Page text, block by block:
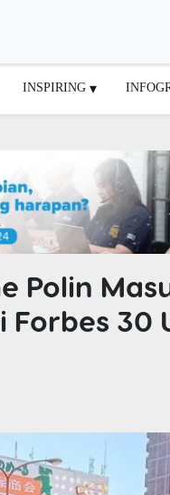
INSPIRING
Polin
Forbes 30